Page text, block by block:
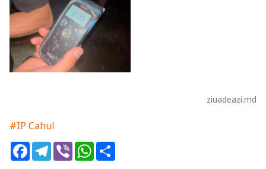
ziuadeazi.md
#IP Cahul
FacebookTelegram
ViberWhatsApp